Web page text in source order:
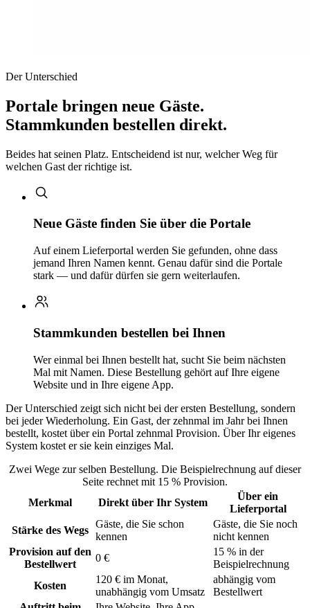
Der Unterschied
Portale bringen neue Gäste.
Stammkunden bestellen direkt.
Beides hat seinen Platz. Entscheidend ist nur, welcher Weg für
welchen Gast der richtige ist.
Neue Gäste finden Sie über die Portale
Auf einem Lieferportal werden Sie gefunden, ohne dass
jemand Ihren Namen kennt. Genau dafür sind die Portale
stark — und dafür dürfen sie gern weiterlaufen.
Stammkunden bestellen bei Ihnen
Wer einmal bei Ihnen bestellt hat, sucht Sie beim nächsten
Mal mit Namen. Diese Bestellung gehört auf Ihre eigene
Website und in Ihre eigene App.
Der Unterschied zeigt sich nicht bei der ersten Bestellung, sondern
bei jeder Wiederholung. Ein Gast, der zehnmal im Jahr bei Ihnen
bestellt, kostet über ein Portal zehnmal Provision. Über Ihr eigenes
System kostet er sie kein einziges Mal.
Zwei Wege zur selben Bestellung. Die Beispielrechnung auf dieser
Seite rechnet mit 15 % Provision.
Merkmal
Direkt über Ihr System
Über ein
Lieferportal
Stärke des Wegs
Gäste, die Sie schon
kennen
Gäste, die Sie noch
nicht kennen
Provision auf den
Bestellwert
0 €
15 % in der
Beispielrechnung
Kosten
120 € im Monat,
unabhängig vom Umsatz
abhängig vom
Bestellwert